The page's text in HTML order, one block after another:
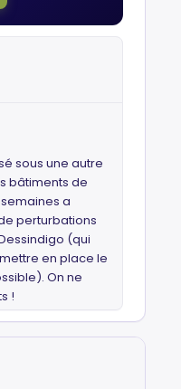
sous une autre
bâtiments de
a
perturbations
(qui
en place le
On ne
!